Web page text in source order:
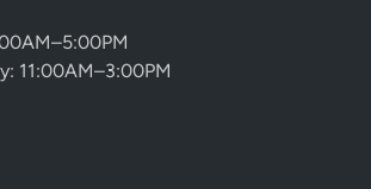
11:00AM–3:00PM